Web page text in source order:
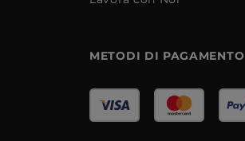
METODI DI PAGAMENTO